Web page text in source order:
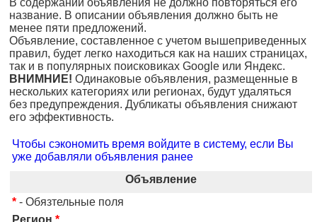
В содержании объявления не должно повторяться его
название. В описании объявления должно быть не
менее пяти предложений.
Объявление, составленное с учетом вышеприведенных
правил, будет легко находиться как на наших страницах,
так и в популярных поисковиках Google или Яндекс.
ВНИМНИЕ! Одинаковые объявления, размещенные в
нескольких категориях или регионах, будут удаляться
без предупреждения. Дубликаты объявления снижают
его эффективность.
Чтобы сэкономить время войдите в систему, если Вы
уже добавляли объявления ранее
Объявление
* - Обязтельные поля
Регион *